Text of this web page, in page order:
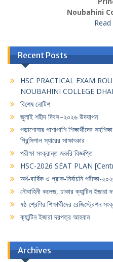
Noubahini
Recent Posts
HSC PRACTICAL EXAM
NOUBAHINI COLLEGE
বিশেষ নোটিশ
জুলাই শহীদ দিবস–২০২৬ উদযাপন
পড়াশোনার পাশাপাশি শিক্ষার্থীদের
প্রিন্সিপাল স্যারের সাক্ষাৎকার
পরীক্ষা সংক্রান্ত জরুরি বিজ্ঞপ্তি
HSC-2026 SEAT PLAN
অর্ধ-বার্ষিক ও প্রাক-নির্বাচনি পরীক্ষা-
নৌবাহিনী কলেজ, ঢাকার ক্যান্টিন
ষষ্ঠ শ্রেণির শিক্ষার্থীদের রেজিস্ট্রেশন
ক্যান্টিন ইজারা দরপত্র আহবান
Archives